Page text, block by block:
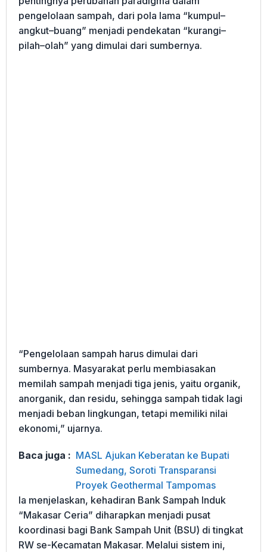
pengelolaan sampah, dari pola lama “kumpul–
angkut–buang” menjadi pendekatan “kurangi–
pilah–olah” yang dimulai dari sumbernya.
“Pengelolaan sampah harus dimulai dari
sumbernya. Masyarakat perlu membiasakan
memilah sampah menjadi tiga jenis, yaitu organik,
anorganik, dan residu, sehingga sampah tidak lagi
menjadi beban lingkungan, tetapi memiliki nilai
ekonomi,” ujarnya.
Baca juga : MASL Ajukan Keberatan ke Bupati
Sumedang, Soroti Transparansi
Proyek Geothermal Tampomas
Ia menjelaskan, kehadiran Bank Sampah Induk
“Makasar Ceria” diharapkan menjadi pusat
koordinasi bagi Bank Sampah Unit (BSU) di tingkat
RW se-Kecamatan Makasar. Melalui sistem ini,